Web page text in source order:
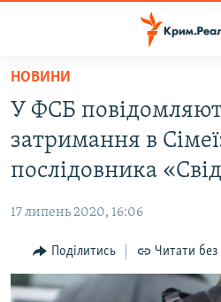
Перейти
основного
матеріалу
Перейти
до
основної
Перейти
до
пошуку
ВІДЕО ТА ФОТО
БЛОГИ
ПОГЛЯД
ІНТЕРВ'Ю
НОВИНИ
У ФСБ
затримання в
послідовника
17 липень 2020, 16:06
Поділитись Читати без